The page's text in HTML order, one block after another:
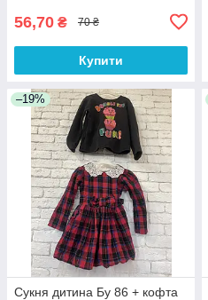
56,70 ₴ 70 ₴
Купити
–19%
Сукня дитина Бу 86 + кофта